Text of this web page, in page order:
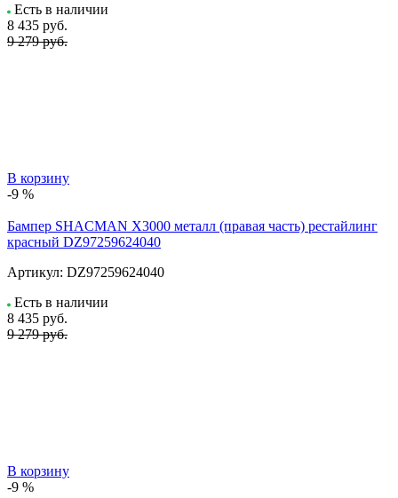
Есть в наличии
8 435 руб.
9 279 руб.
В корзину
-9 %
Бампер SHACMAN X3000 металл (правая часть) рестайлинг
красный DZ97259624040
Артикул: DZ97259624040
Есть в наличии
8 435 руб.
9 279 руб.
В корзину
-9 %